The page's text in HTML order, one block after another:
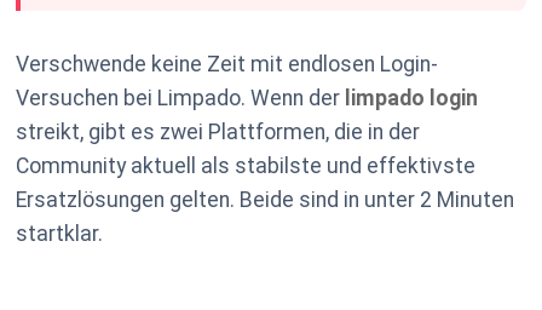
Verschwende keine Zeit mit endlosen Login-
Versuchen bei Limpado. Wenn der limpado login
streikt, gibt es zwei Plattformen, die in der
Community aktuell als stabilste und effektivste
Ersatzlösungen gelten. Beide sind in unter 2 Minuten
startklar.